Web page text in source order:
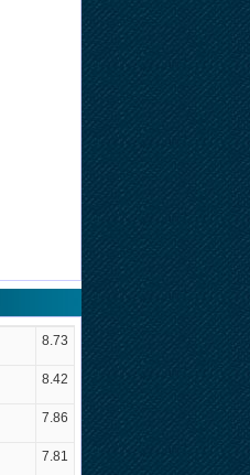
8.73
8.42
7.86
7.81